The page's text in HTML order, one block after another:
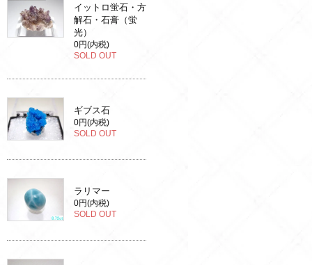
イットロ蛍石・方
解石・石膏（蛍
光）
0円(内税)
SOLD OUT
ギブス石
0円(内税)
SOLD OUT
ラリマー
0円(内税)
SOLD OUT